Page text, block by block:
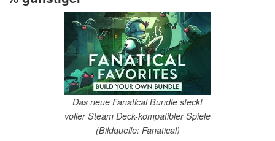
Das neue Fanatical Bundle steckt
voller Steam Deck-kompatibler Spiele
(Bildquelle: Fanatical)